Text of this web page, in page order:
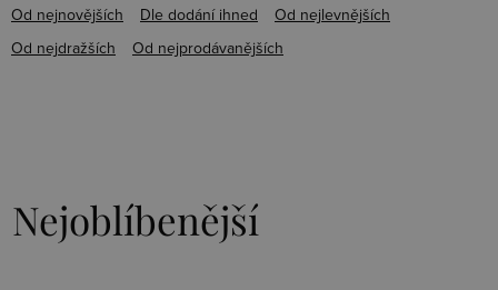
Od nejnovějších Dle dodání ihned Od nejlevnějších
Od nejdražších Od nejprodávanějších
Nejoblíbenější